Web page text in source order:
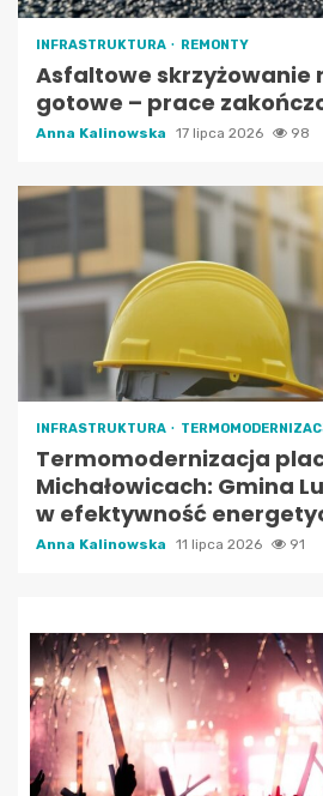
INFRASTRUKTURA REMONTY
Asfaltowe skrzyżowanie
gotowe – prace
Anna Kalinowska 17 lipca 2026 98
INFRASTRUKTURA
Termomodernizacja
Michałowicach: Gmina
w efektywność
Anna Kalinowska 11 lipca 2026 91